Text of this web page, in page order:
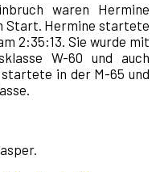
waren Hermine
Start. Hermine startete
2:35:13. Sie wurde mit
W-60 und auch
in der M-65 und